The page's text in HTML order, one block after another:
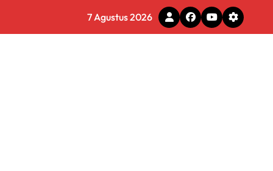
Tomohon
7 Agustus 2026